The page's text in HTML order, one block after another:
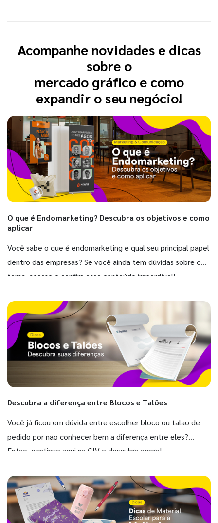
Acompanhe novidades e dicas
sobre o
mercado gráfico e como
expandir o seu negócio!
O que é Endomarketing? Descubra os objetivos e como
aplicar
Você sabe o que é endomarketing e qual seu principal papel
dentro das empresas? Se você ainda tem dúvidas sobre o
tema, acesse e confira esse conteúdo imperdível!
Descubra a diferença entre Blocos e Talões
Você já ficou em dúvida entre escolher bloco ou talão de
pedido por não conhecer bem a diferença entre eles?
Então, continue aqui na GIV e descubra agora!